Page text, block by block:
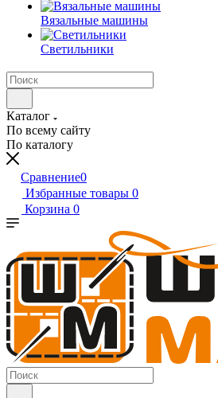
Вязальные машины
Светильники
Каталог
По всему сайту
По каталогу
Сравнение0
Избранные товары 0
Корзина 0